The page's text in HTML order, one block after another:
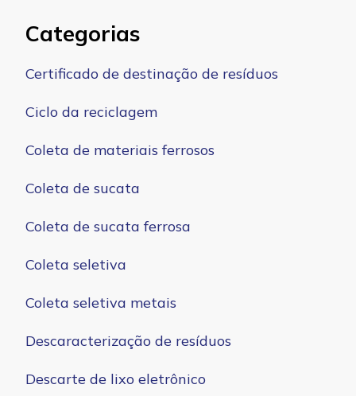
Categorias
Certificado de destinação de resíduos
Ciclo da reciclagem
Coleta de materiais ferrosos
Coleta de sucata
Coleta de sucata ferrosa
Coleta seletiva
Coleta seletiva metais
Descaracterização de resíduos
Descarte de lixo eletrônico